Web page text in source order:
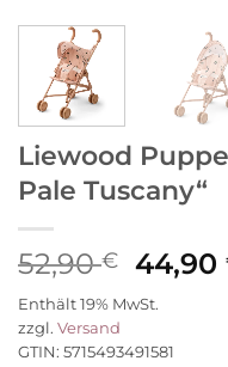
Liewood
Pale Tuscany“
52,90€
Preis
war:
52,90 €
44,90
Enthält 19% MwSt.
zzgl. Versand
GTIN: 5715493491581